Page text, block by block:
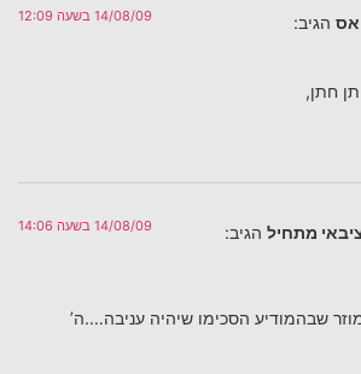
הגיב: 14/08/09 בשעה 12:09
חתן,
מתחיל הגיב: 14/08/09 בשעה 14:06
שבהמודיע הסכימו שיהיה עניבה….ה’